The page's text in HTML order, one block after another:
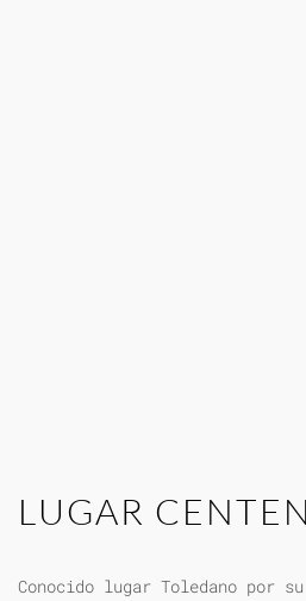
LUGAR
Conocido lugar Toledano por